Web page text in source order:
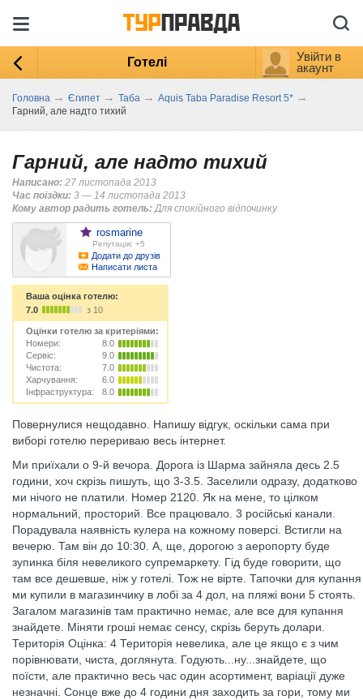
Готелі
Увійти в
акаунт
Головна → Єгипет → Таба → Aquis Taba Paradise Resort 5* →
Гарний, але надто тихий
Гарний, але надто тихий
Написано: 27 листопада 2013
Час поїздки: 3 — 14 листопада 2013
Кому автор радить готель: Для спокійного відпочинку
rosmarine
Репутація: +5
Додати до друзів
Написати листа
Ваша оцінка готелю:
7.0
з 10
Оцінки готелю за критеріями:
Номери:
8.0
Сервіс:
9.0
Чистота:
7.0
Харчування:
6.0
Інфраструктура:
8.0
Повернулися нещодавно. Напишу відгук, оскільки сама при
виборі готелю перериваю весь інтернет.
Ми приїхали о 9-й вечора. Дорога із Шарма зайняла десь 2.5
години, хоч скрізь пишуть, що 3-3.5. Заселили одразу, додатково
ми нічого не платили. Номер 2120. Як на мене, то цілком
нормальний, просторий. Все працювало. 3 російські канали.
Порадувала наявність кулера на кожному поверсі. Встигли на
вечерю. Там він до 10:30. А, ще, дорогою з аеропорту буде
зупинка біля невеликого супремаркету. Гід буде говорити, що
там все дешевше, ніж у готелі. Тож не вірте. Тапочки для купання
ми купили в магазинчику в лобі за 4 дол, на пляжі вони 5 стоять.
Загалом магазинів там практично немає, але все для купання
знайдете. Міняти гроші немає сенсу, скрізь беруть долари.
Територія Оцінка: 4 Територія невелика, але це якщо є з чим
порівнювати, чиста, доглянута. Годують...ну...знайдете, що
поїсти, але практично весь час один асортимент, варіації дуже
незначні. Сонце вже до 4 години дня заходить за гори, тому ми